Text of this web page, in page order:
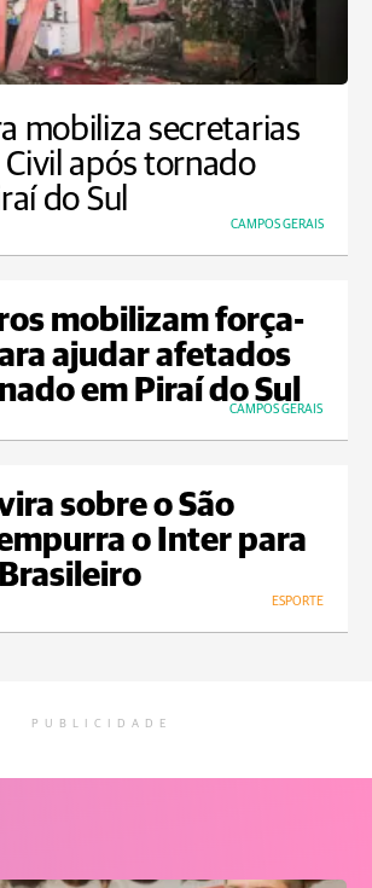
mobiliza secretarias
Civil após tornado
do Sul
CAMPOS GERAIS
mobilizam força-
ajudar afetados
em Piraí do Sul
CAMPOS GERAIS
sobre o São
o Inter para
ESPORTE
PUBLICIDADE